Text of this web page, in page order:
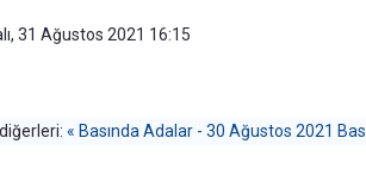
31 Ağustos 2021 16:15
« Basında Adalar - 30 Ağustos 2021